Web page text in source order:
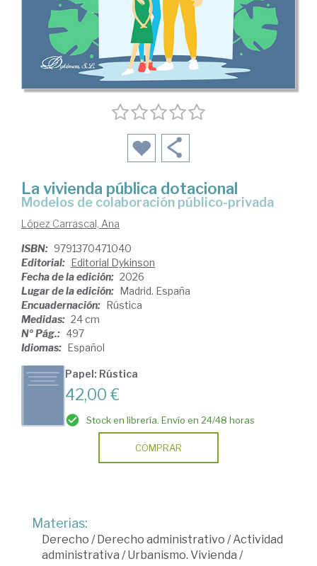
La vivienda pública dotacional
Modelos de colaboración público-privada
López Carrascal, Ana
ISBN: 9791370471040
Editorial: Editorial Dykinson
Fecha de la edición: 2026
Lugar de la edición: Madrid. España
Encuadernación: Rústica
Medidas: 24 cm
Nº Pág.: 497
Idiomas: Español
Papel: Rústica
42,00 €
Stock en librería. Envío en 24/48 horas
COMPRAR
Materias:
Derecho /Derecho administrativo /Actividad
administrativa /Urbanismo. Vivienda /